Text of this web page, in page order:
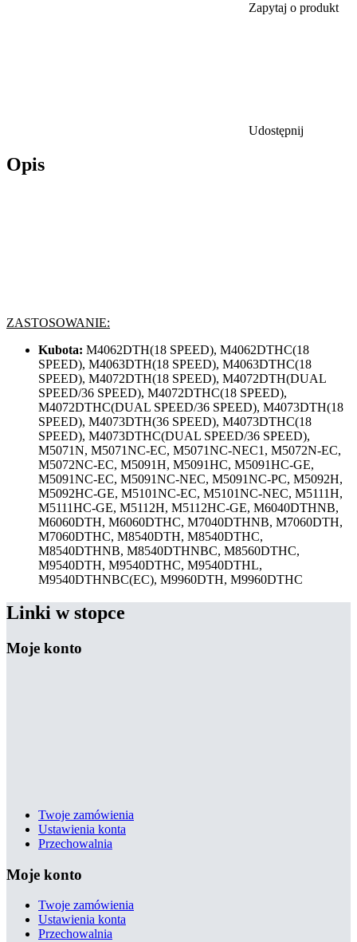
Zapytaj o produkt
Udostępnij
Opis
ZASTOSOWANIE:
Kubota: M4062DTH(18 SPEED), M4062DTHC(18
SPEED), M4063DTH(18 SPEED), M4063DTHC(18
SPEED), M4072DTH(18 SPEED), M4072DTH(DUAL
SPEED/36 SPEED), M4072DTHC(18 SPEED),
M4072DTHC(DUAL SPEED/36 SPEED), M4073DTH(18
SPEED), M4073DTH(36 SPEED), M4073DTHC(18
SPEED), M4073DTHC(DUAL SPEED/36 SPEED),
M5071N, M5071NC-EC, M5071NC-NEC1, M5072N-EC,
M5072NC-EC, M5091H, M5091HC, M5091HC-GE,
M5091NC-EC, M5091NC-NEC, M5091NC-PC, M5092H,
M5092HC-GE, M5101NC-EC, M5101NC-NEC, M5111H,
M5111HC-GE, M5112H, M5112HC-GE, M6040DTHNB,
M6060DTH, M6060DTHC, M7040DTHNB, M7060DTH,
M7060DTHC, M8540DTH, M8540DTHC,
M8540DTHNB, M8540DTHNBC, M8560DTHC,
M9540DTH, M9540DTHC, M9540DTHL,
M9540DTHNBC(EC), M9960DTH, M9960DTHC
Linki w stopce
Moje konto
Twoje zamówienia
Ustawienia konta
Przechowalnia
Moje konto
Twoje zamówienia
Ustawienia konta
Przechowalnia